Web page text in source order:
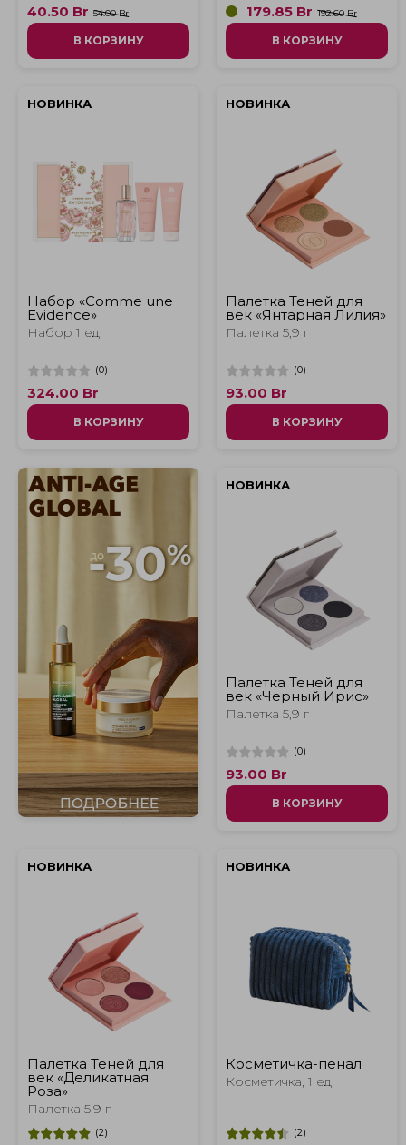
40.50 Br 54.00 Br
В КОРЗИНУ
179.85 Br 192.60 Br
В КОРЗИНУ
НОВИНКА
Набор «Comme une
Evidence»
Набор 1 ед.
(0)
324.00 Br
В КОРЗИНУ
НОВИНКА
Палетка Теней для
век «Янтарная Лилия»
Палетка 5,9 г
(0)
93.00 Br
В КОРЗИНУ
НОВИНКА
Палетка Теней для
век «Черный Ирис»
Палетка 5,9 г
(0)
93.00 Br
В КОРЗИНУ
НОВИНКА
Палетка Теней для
век «Деликатная
Роза»
Палетка 5,9 г
(2)
НОВИНКА
Косметичка-пенал
Косметичка, 1 ед.
(2)